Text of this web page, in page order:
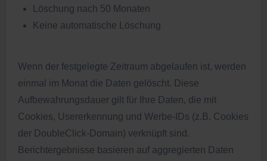
Löschung nach 50 Monaten
Keine automatische Löschung
Wenn der festgelegte Zeitraum abgelaufen ist, werden
einmal im Monat die Daten gelöscht. Diese
Aufbewahrungsdauer gilt für Ihre Daten, die mit
Cookies, Usererkennung und Werbe-IDs (z.B. Cookies
der DoubleClick-Domain) verknüpft sind.
Berichtergebnisse basieren auf aggregierten Daten